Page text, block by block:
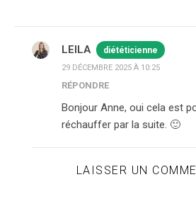
LEILA diététicienne
29 DÉCEMBRE 2025 À 10:25
RÉPONDRE
Bonjour Anne, oui cela est
réchauffer par la suite. 🙂
LAISSER UN